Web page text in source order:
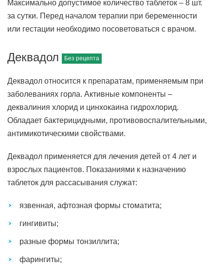
Максимально допустимое количество таблеток – 8 шт.
за сутки. Перед началом терапии при беременности
или гестации необходимо посоветоваться с врачом.
Деквадол
Деквадол относится к препаратам, применяемым при
заболеваниях горла. Активные компоненты –
деквалиния хлорид и цинхокаина гидрохлорид.
Обладает бактерицидными, противовоспалительными,
антимикотическими свойствами.
Деквадол применяется для лечения детей от 4 лет и
взрослых пациентов. Показаниями к назначению
таблеток для рассасывания служат:
язвенная, афтозная формы стоматита;
гингивиты;
разные формы тонзиллита;
фарингиты;